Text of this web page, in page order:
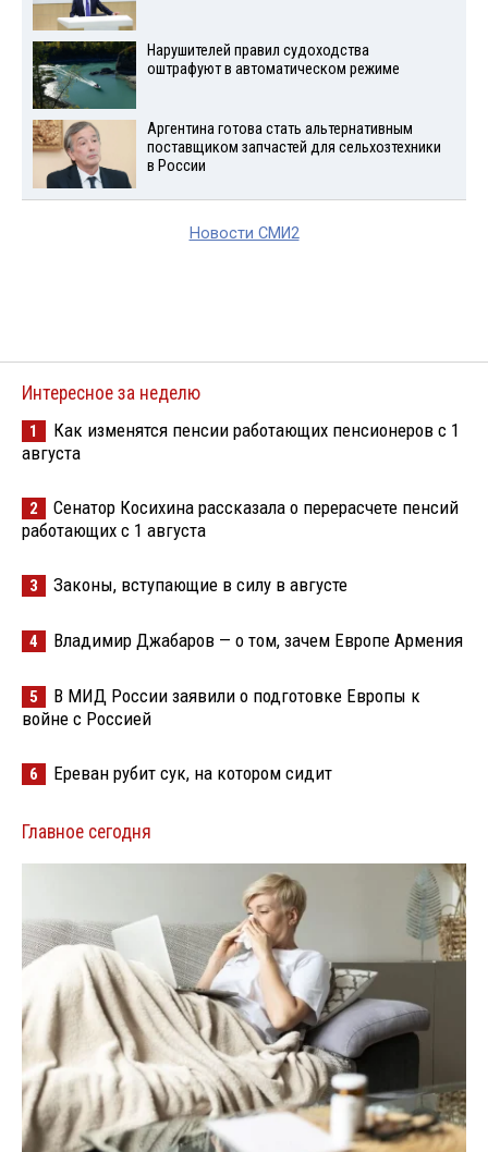
Нарушителей правил судоходства
оштрафуют в автоматическом режиме
Аргентина готова стать альтернативным
поставщиком запчастей для сельхозтехники
в России
Новости СМИ2
Интересное за неделю
1
Как изменятся пенсии работающих пенсионеров с 1
августа
2
Сенатор Косихина рассказала о перерасчете пенсий
работающих с 1 августа
3 Законы, вступающие в силу в августе
4 Владимир Джабаров — о том, зачем Европе Армения
5
В МИД России заявили о подготовке Европы к
войне с Россией
6 Ереван рубит сук, на котором сидит
Главное сегодня